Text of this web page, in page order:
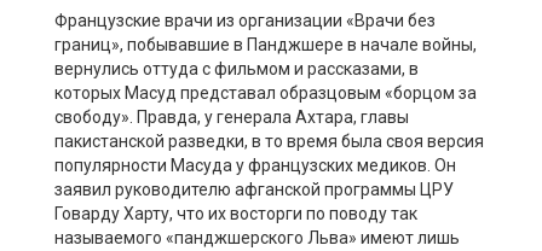
Французские врачи из организации «Врачи без
границ», побывавшие в Панджшере в начале войны,
вернулись оттуда с фильмом и рассказами, в
которых Масуд представал образцовым «борцом за
свободу». Правда, у генерала Ахтара, главы
пакистанской разведки, в то время была своя версия
популярности Масуда у французских медиков. Он
заявил руководителю афганской программы ЦРУ
Говарду Харту, что их восторги по поводу так
называемого «панджшерского Льва» имеют лишь